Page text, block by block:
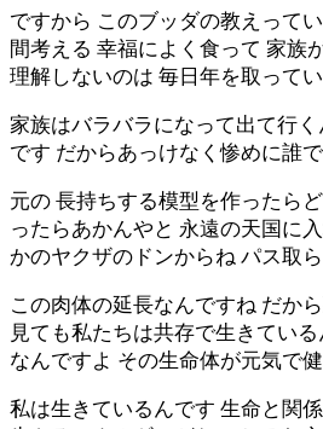
ですから このブッダの教えって
間考える 幸福によく食って 家族
理解しないのは 毎日年を取って
家族はバラバラになって出て行
です だからあっけなく惨めに誰
元の 長持ちする模型を作ったら
ったらあかんやと 永遠の天国に
かのヤクザのドンからね パス取
この肉体の延長なんですね だか
見ても私たちは共存で生きてい
なんですよ その生命体が元気で
私は生きているんです 生命と関